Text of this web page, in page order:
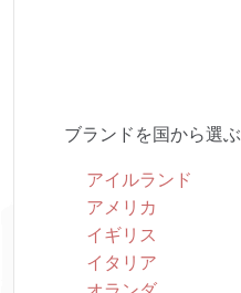
ブランドを国から選ぶ
アイルランド
アメリカ
イギリス
イタリア